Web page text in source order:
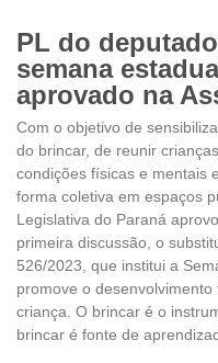
PL do
semana
aprovado na
Com o objetivo de
do brincar, de reunir
condições físicas e mentais
forma coletiva em espaços
Legislativa do Paraná
primeira discussão, o
526/2023, que institui a
promove o
criança. O brincar é o
brincar é fonte de